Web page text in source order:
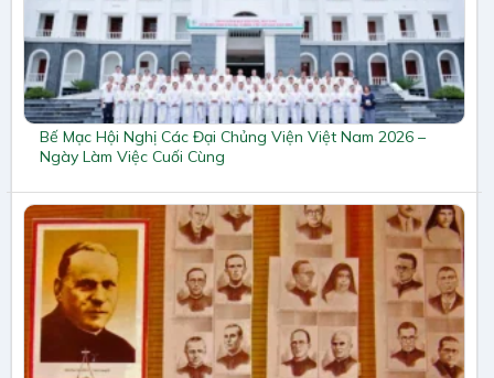
Bế Mạc Hội Nghị Các Đại Chủng Viện Việt Nam 2026 –
Ngày Làm Việc Cuối Cùng